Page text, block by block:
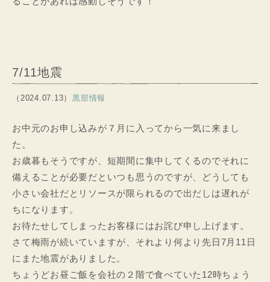
7/11地震
（2024.07.13） 黒部情報
お中元のお申し込みが７月に入ってから一気に来まし
た。
お歳暮もそうですが、短期間に集中してくるのでそれに
備えることが必要だといつも思うのですが、どうしても
小さい会社だとリソースが限られるので出だしは遅れが
ちになります。
お待たせしてしまったお客様にはお詫び申し上げます。
さて梅雨が続いていますが、それより何より先日7月11日
にまた地震がありました。
ちょうどお昼ご飯を会社の２階で食べていた12時ちょう